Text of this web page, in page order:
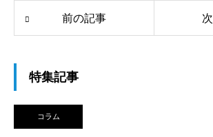
前の記事
特集記事
コラム